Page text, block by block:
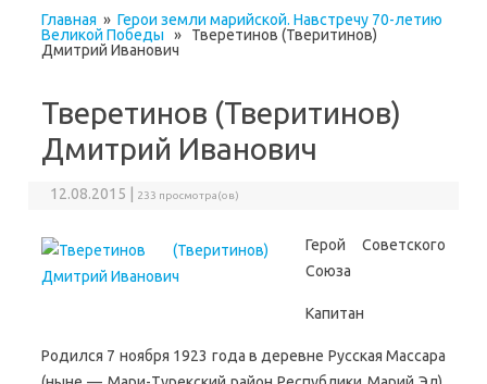
Главная » Герои земли марийской. Навстречу 70-летию
Великой Победы » Тверетинов (Тверитинов)
Дмитрий Иванович
Тверетинов (Тверитинов)
Дмитрий Иванович
12.08.2015 | 233 просмотра(ов)
Герой Советского
Союза
Капитан
Родился 7 ноября 1923 года в деревне Русская Массара